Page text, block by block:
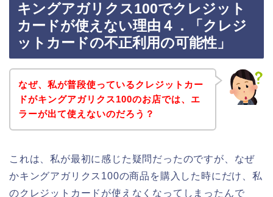
キングアガリクス100でクレジット
カードが使えない理由４．「クレジ
ットカードの不正利用の可能性」
なぜ、私が普段使っているクレジットカー
ドがキングアガリクス100のお店では、エ
ラーが出て使えないのだろう？
これは、私が最初に感じた疑問だったのですが、なぜ
かキングアガリクス100の商品を購入した時にだけ、私
のクレジットカードが使えなくなってしまったんで